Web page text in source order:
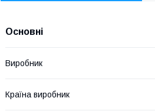
Основні
Виробник
Країна виробник